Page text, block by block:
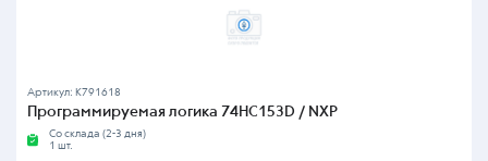
Артикул: K791618
Программируемая логика 74HC153D / NXP
Со склада (2-3 дня)
1 шт.